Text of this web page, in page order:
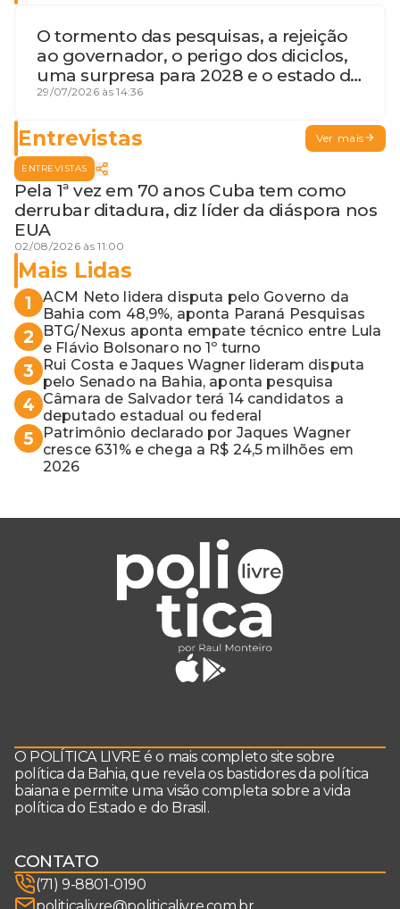
O tormento das pesquisas, a rejeição
ao governador, o perigo dos diciclos,
uma surpresa para 2028 e o estado de
terceira guerra mundial
29/07/2026 às 14:36
Entrevistas Ver mais
ENTREVISTAS
Pela 1ª vez em 70 anos Cuba tem como
derrubar ditadura, diz líder da diáspora nos
EUA
02/08/2026 às 11:00
Mais Lidas
1
ACM Neto lidera disputa pelo Governo da
Bahia com 48,9%, aponta Paraná Pesquisas
2
BTG/Nexus aponta empate técnico entre Lula
e Flávio Bolsonaro no 1º turno
3
Rui Costa e Jaques Wagner lideram disputa
pelo Senado na Bahia, aponta pesquisa
4 Câmara de Salvador terá 14 candidatos a
deputado estadual ou federal
5
Patrimônio declarado por Jaques Wagner
cresce 631% e chega a R$ 24,5 milhões em
2026
O POLÍTICA LIVRE é o mais completo site sobre
política da Bahia, que revela os bastidores da política
baiana e permite uma visão completa sobre a vida
política do Estado e do Brasil.
CONTATO
(71) 9-8801-0190